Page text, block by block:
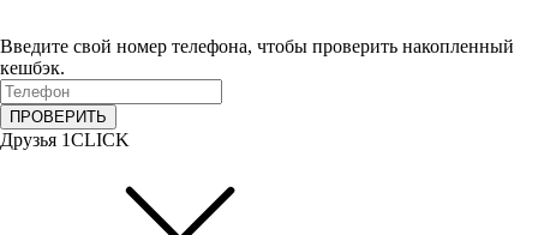
Введите свой номер телефона, чтобы проверить накопленный
кешбэк.
ПРОВЕРИТЬ
Друзья 1CLICK